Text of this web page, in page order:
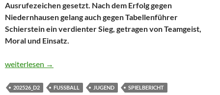
Ausrufezeichen gesetzt. Nach dem Erfolg gegen
Niedernhausen gelang auch gegen Tabellenführer
Schierstein ein verdienter Sieg, getragen von Teamgeist,
Moral und Einsatz.
Starkes Zeichen der D2: Siege gegen zwei Spitzenteams
weiterlesen →
202526_D2 FUSSBALL JUGEND SPIELBERICHT